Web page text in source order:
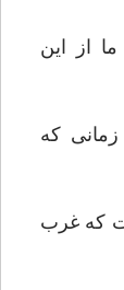
از این
که
که غرب